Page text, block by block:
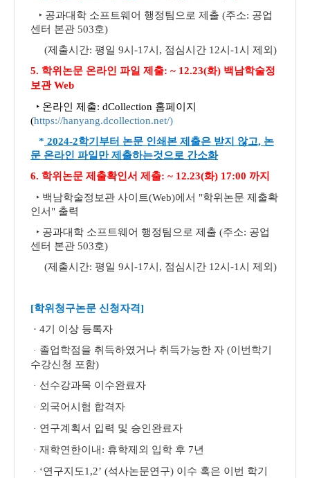
‣ 공과대학 소프트웨어 행정팀으로 제출 (주소: 공업
센터 본관 503호)
(제출시간: 평일 9시-17시, 점심시간 12시-1시 제외)
5. 학위논문 온라인 파일 제출: ~ 12.23(화) 백남학술정
보관 Web
‣ 온라인 제출: dCollection 홈페이지
(https://hanyang.dcollection.net/)
* 2024-2학기부터 논문 인쇄본 제출은 받지 않고, 논
문 온라인 파일만 제출하는것으로 간소화
6. 학위논문 제출확인서 제출: ~ 12.23(화) 17:00 까지
‣ 백남학술정보관 사이트(Web)에서 "학위논문 제출확
인서" 출력
‣ 공과대학 소프트웨어 행정팀으로 제출 (주소: 공업
센터 본관 503호)
(제출시간: 평일 9시-17시, 점심시간 12시-1시 제외)
[학위청구논문 신청자격]
· 4기 이상 등록자
· 졸업학점을 취득하였거나 취득가능한 자 (이번학기
수강신청 포함)
· 선수강과목 이수완료자
· 외국어시험 합격자
· 연구계획서 입력 및 승인완료자
· 재학연한이내 : 휴학제외 입학 후 7년
· ‘연구지도1,2’ (석사논문연구) 이수 혹은 이번 학기